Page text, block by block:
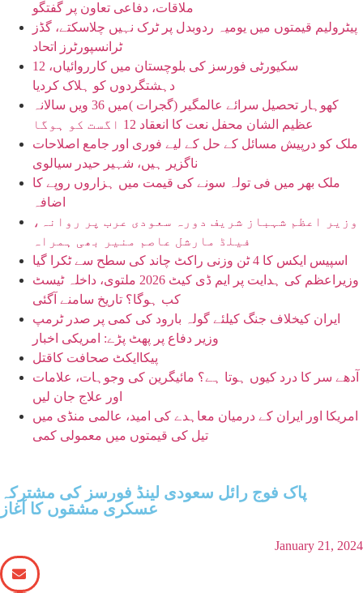
ملاقات، دفاعی تعاون پر گفتگو
پیٹرولیم قیمتوں میں یومیہ ردوبدل پر ٹرک نہیں چلاسکتے، گڈز
ٹرانسپورٹرز اتحاد
سکیورٹی فورسز کی بلوچستان میں کارروائیاں، 12
دہشتگردوں کو ہلاک کردیا
کھوہار تحصیل سرائے عالمگیر (گجرات )میں 36 ویں سالانہ
عظیم الشان محفل نعت کا انعقاد 12 اگست کو ہوگا
ملک کو درپیش مسائل کے حل کے لیے فوری اور جامع اصلاحات
ناگزیر ہیں، شہیر حیدر سیالوی
ملک بھر میں فی تولہ سونے کی قیمت میں ہزاروں روپے کا
اضافہ
وزیر اعظم شہباز شریف دورہ سعودی عرب پر روانہ،
فیلڈ مارشل عاصم منیر بھی ہمراہ
اسپیس ایکس کا 4 ٹن وزنی راکٹ چاند کی سطح سے ٹکرا گیا
وزیراعظم کی ہدایت پر ایم ڈی کیٹ 2026 ملتوی، داخلہ ٹیسٹ
کب ہوگا؟ تاریخ سامنے آگئی
ایران کیخلاف جنگ کیلئے گولہ بارود کی کمی پر صدر ٹرمپ
وزیر دفاع پر پھٹ پڑے: امریکی اخبار
پیکاایکٹ صحافت کاقتل
آدھے سر کا درد کیوں ہوتا ہے؟ مائیگرین کی وجوہات، علامات
اور علاج جان لیں
امریکا اور ایران کے درمیان معاہدے کی امید، عالمی منڈی میں
تیل کی قیمتوں میں معمولی کمی
پاک فوج رائل سعودی لینڈ فورسز کی مشترکہ
عسکری مشقوں کا آغاز
January 21, 2024